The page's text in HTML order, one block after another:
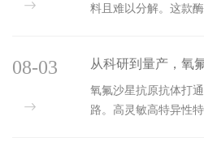
料且难以分解。这款
从科研到量产，氧
价值解析
氧氟沙星抗原抗体打
路。高灵敏高特异性
08-03